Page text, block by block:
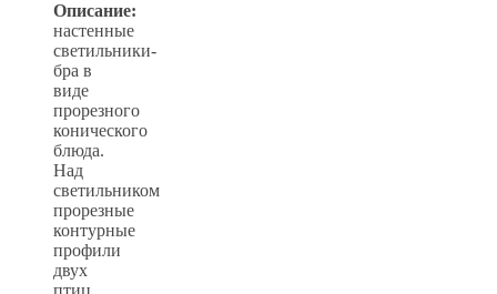
Описание:
настенные
светильники-
бра в
виде
прорезного
конического
блюда.
Над
светильником
прорезные
контурные
профили
двух